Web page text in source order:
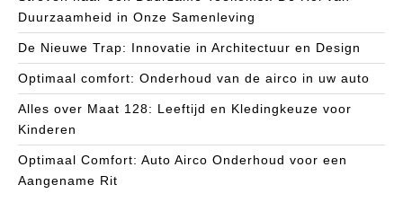
Duurzaamheid in Onze Samenleving
De Nieuwe Trap: Innovatie in Architectuur en Design
Optimaal comfort: Onderhoud van de airco in uw auto
Alles over Maat 128: Leeftijd en Kledingkeuze voor
Kinderen
Optimaal Comfort: Auto Airco Onderhoud voor een
Aangename Rit